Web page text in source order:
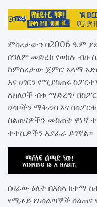
ምስረታውን በ2006 ዓ.ም
በዓለም መድረክ የወከሉ ብዙ
ከምስረታው ጀምሮ አላማ
እና ሀገርን የሚያስጠሩ
ለክለቦች ብቁ ማድረግ፤
ሀሳቦችን ማቅረብ እና
ስልጠናዎችን መስጠት ዋነኛ
ተተኪዎችን እያፈራ ይገኛል።
በዛሬው ዕለት በአሰላ ከተማ
የሚቆይ የአሰልጣኞች